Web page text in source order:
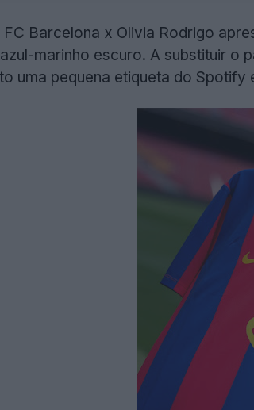
Barcelona x Olivia Rodrigo
marinho escuro. A substituir
uma pequena etiqueta do